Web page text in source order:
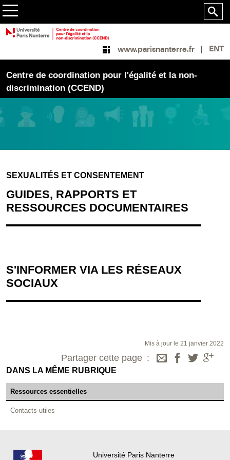
www.parisnanterre.fr ENT
Centre de coordination pour l'égalité et la non-
discrimination (CCEND)
SEXUALITÉS ET CONSENTEMENT
GUIDES, RAPPORTS ET
RESSOURCES DOCUMENTAIRES
S'INFORMER VIA LES RÉSEAUX
SOCIAUX
Mis à jour le 21 janvier 2022
Partager cette page
DANS LA MÊME RUBRIQUE
Ressources essentielles
Contacts utiles
Université Paris Nanterre